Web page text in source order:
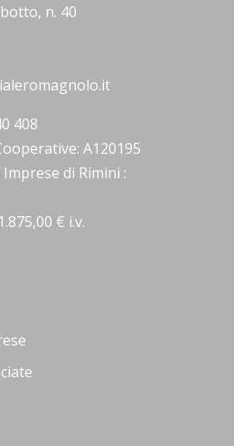
n. 40
408
A120195
di Rimini :
€ i.v.